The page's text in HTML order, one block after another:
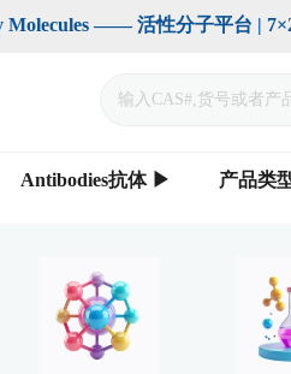
—— 活性分子平台 |
Antibodies抗体 ▶ 产品类